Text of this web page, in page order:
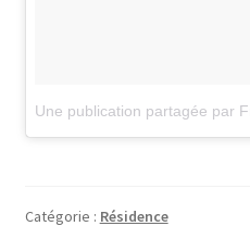
Catégorie : Résidence